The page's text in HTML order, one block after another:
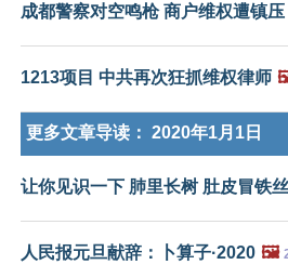
成都警察对空鸣枪 商户维权遭镇压
1213项目 中共再次狂抓维权律师
更多文章导读： 2020年1月1日
让你见识一下 肺里长树 肚皮冒铁丝
人民报元旦献辞：卜算子·2020 🖼️